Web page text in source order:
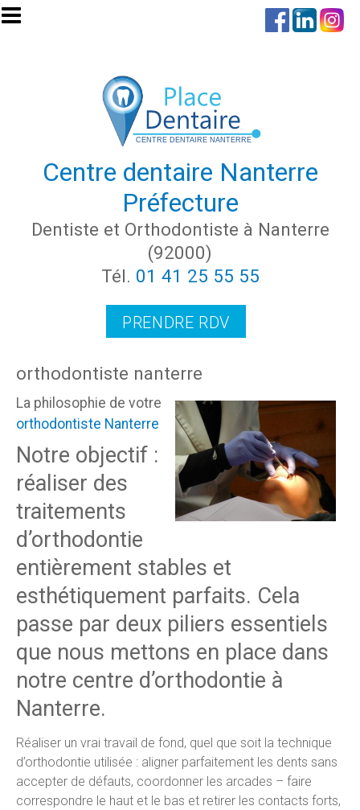
Aller au contenu principal
Centre dentaire Nanterre
Préfecture
Dentiste et Orthodontiste à Nanterre
(92000)
Tél. 01 41 25 55 55
PRENDRE RDV
orthodontiste nanterre
La philosophie de votre
orthodontiste Nanterre
Notre objectif :
réaliser des
traitements
d’orthodontie
entièrement stables et
esthétiquement parfaits. Cela
passe par deux piliers essentiels
que nous mettons en place dans
notre centre d’orthodontie à
Nanterre.
Réaliser un vrai travail de fond, quel que soit la technique
d’orthodontie utilisée : aligner parfaitement les dents sans
accepter de défauts, coordonner les arcades – faire
correspondre le haut et le bas et retirer les contacts forts,